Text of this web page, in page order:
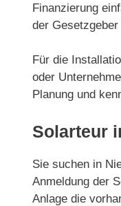
Finanzierung
der
Für die
oder
Planung und
Solarteur
Sie suchen in
Anmeldung der
Anlage die